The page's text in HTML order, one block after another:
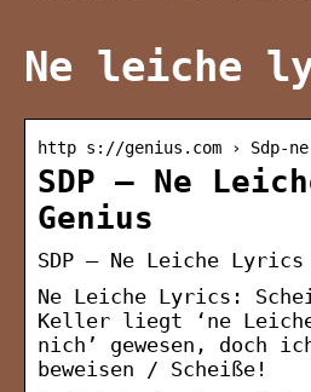
Ne leiche
http s://genius.com › Sdp-
SDP – Ne
Genius
SDP – Ne Leiche
Ne Leiche Lyrics:
Keller liegt ‘ne
nich’ gewesen, doch
beweisen / Scheiße!